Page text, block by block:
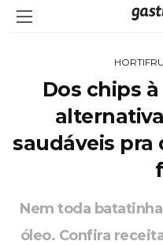
Dos chips
saudáveis pra
Nem toda
óleo. Confira